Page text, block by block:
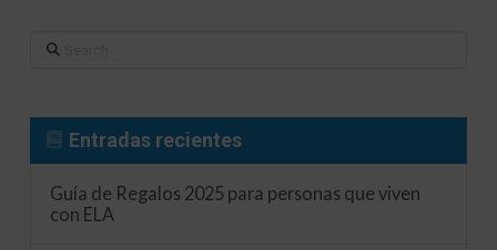
Search
Entradas recientes
Guía de Regalos 2025 para personas que viven
con ELA